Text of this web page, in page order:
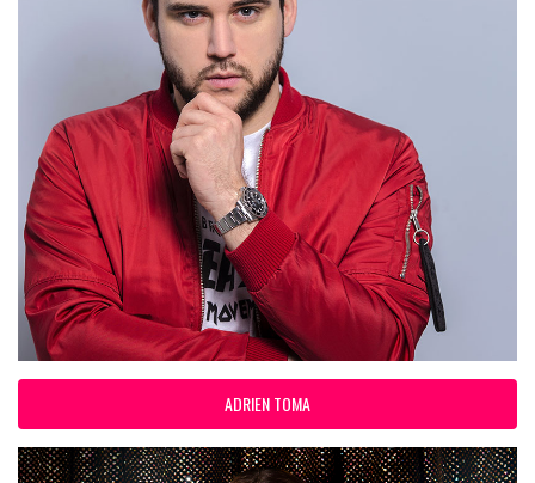
ADRIEN TOMA